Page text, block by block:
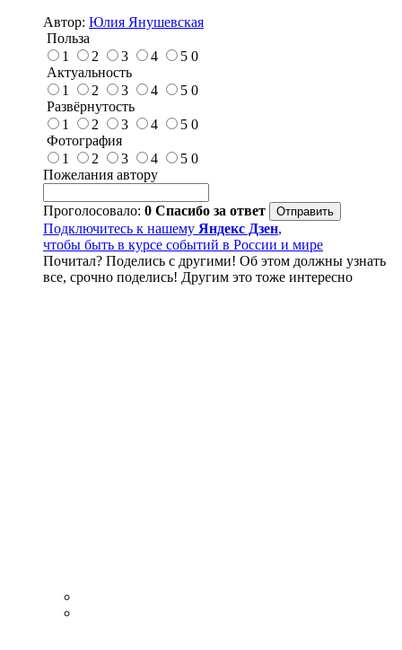
Автор: Юлия Янушевская
Польза
1
2 3 4 5 0
Актуальность
1
2 3 4 5 0
Развёрнутость
1
2 3 4 5 0
Фотография
1
2 3 4 5 0
Пожелания автору
Проголосовало: 0 Спасибо за ответ
Подключитесь к нашему Яндекс Дзен,
чтобы быть в курсе событий в России и мире
Почитал? Поделись с другими! Об этом должны узнать
все, срочно поделись! Другим это тоже интересно